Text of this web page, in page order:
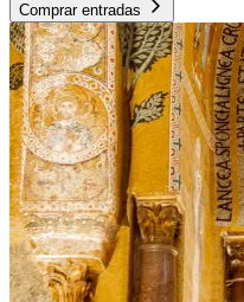
Comprar entradas